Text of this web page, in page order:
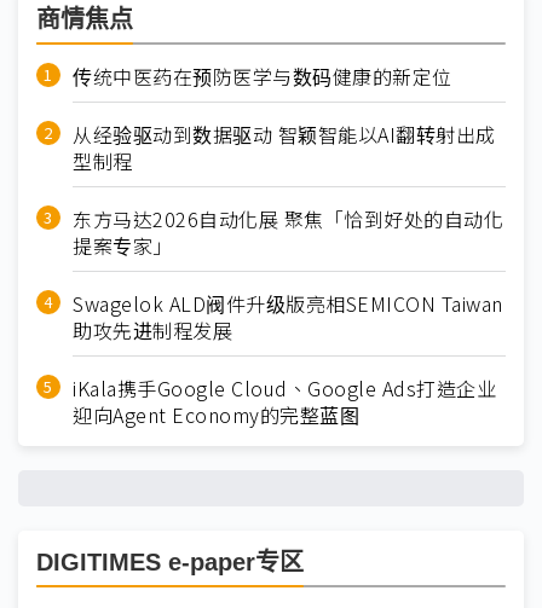
商情焦点
传统中医药在预防医学与数码健康的新定位
从经验驱动到数据驱动 智颖智能以AI翻转射出成
型制程
东方马达2026自动化展 聚焦「恰到好处的自动化
提案专家」
Swagelok ALD阀件升级版亮相SEMICON Taiwan
助攻先进制程发展
iKala携手Google Cloud、Google Ads打造企业
迎向Agent Economy的完整蓝图
DIGITIMES e-paper专区